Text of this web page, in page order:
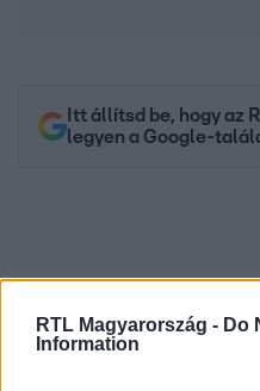
RTL Magyarország - Do
Information
Itt állítsd be, hogy az
legyen a Google-